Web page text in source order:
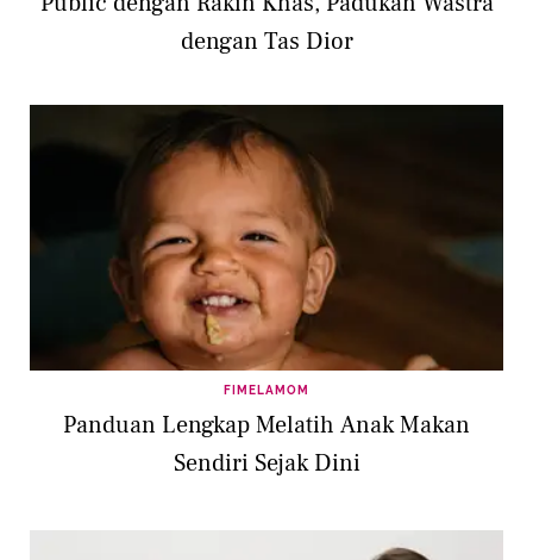
dengan Tas Dior
FIMELAMOM
Panduan Lengkap Melatih Anak Makan
Sendiri Sejak Dini